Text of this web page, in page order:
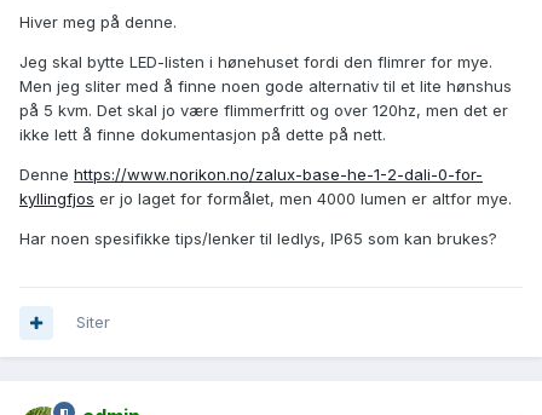
Hiver meg på denne.
Jeg skal bytte LED-listen i hønehuset fordi den flimrer for mye.
Men jeg sliter med å finne noen gode alternativ til et lite hønshus
på 5 kvm. Det skal jo være flimmerfritt og over 120hz, men det er
ikke lett å finne dokumentasjon på dette på nett.
Denne https://www.norikon.no/zalux-base-he-1-2-dali-0-for-
kyllingfjos er jo laget for formålet, men 4000 lumen er altfor mye.
Har noen spesifikke tips/lenker til ledlys, IP65 som kan brukes?
Siter